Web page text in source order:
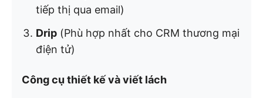
tiếp thị qua email)
Drip (Phù hợp nhất cho CRM thương mại
điện tử)
Công cụ thiết kế và viết lách